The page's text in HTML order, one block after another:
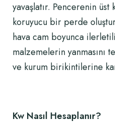
yavaşlatır. Pencerenin üst
koruyucu bir perde
hava cam boyunca
malzemelerin yanmasını
ve kurum birikintilerine
Kw Nasıl Hesaplanır?